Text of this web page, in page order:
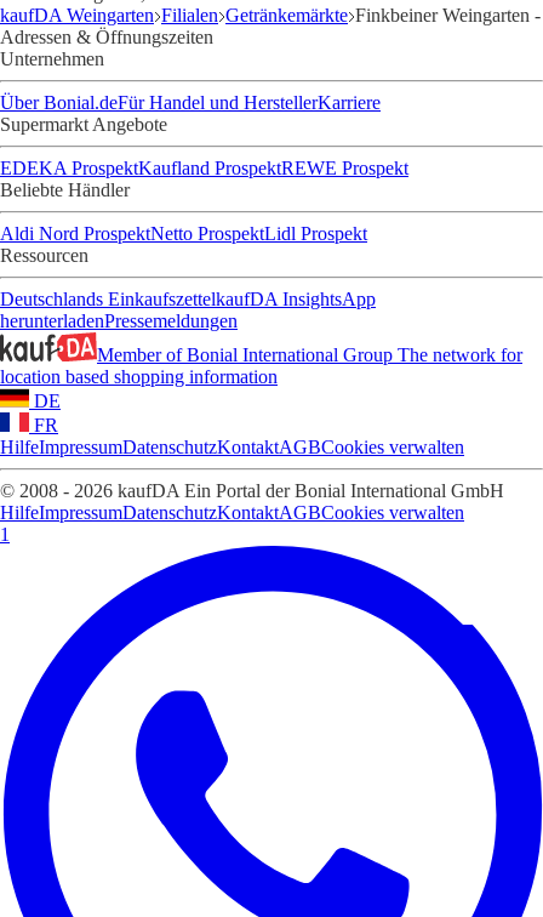
kaufDA Weingarten Filialen Getränkemärkte Finkbeiner Weingarten -
Adressen & Öffnungszeiten
Unternehmen
Über Bonial.deFür Handel und HerstellerKarriere
Supermarkt Angebote
EDEKA ProspektKaufland ProspektREWE Prospekt
Beliebte Händler
Aldi Nord ProspektNetto ProspektLidl Prospekt
Ressourcen
Deutschlands EinkaufszettelkaufDA InsightsApp
herunterladenPressemeldungen
Member of Bonial International Group The network for
location based shopping information
DE
FR
HilfeImpressumDatenschutzKontaktAGBCookies verwalten
© 2008 - 2026 kaufDA Ein Portal der Bonial International GmbH
HilfeImpressumDatenschutzKontaktAGBCookies verwalten
1